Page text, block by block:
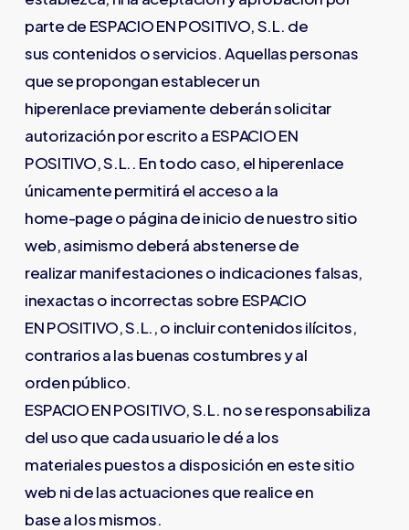
parte de ESPACIO EN POSITIVO, S.L. de
sus contenidos o servicios. Aquellas personas
que se propongan establecer un
hiperenlace previamente deberán solicitar
autorización por escrito a ESPACIO EN
POSITIVO, S.L.. En todo caso, el hiperenlace
únicamente permitirá el acceso a la
home-page o página de inicio de nuestro sitio
web, asimismo deberá abstenerse de
realizar manifestaciones o indicaciones falsas,
inexactas o incorrectas sobre ESPACIO
EN POSITIVO, S.L., o incluir contenidos ilícitos,
contrarios a las buenas costumbres y al
orden público.
ESPACIO EN POSITIVO, S.L. no se responsabiliza
del uso que cada usuario le dé a los
materiales puestos a disposición en este sitio
web ni de las actuaciones que realice en
base a los mismos.